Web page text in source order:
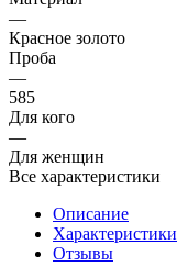
—
Красное золото
Проба
—
585
Для кого
—
Для женщин
Все характеристики
Описание
Характеристики
Отзывы